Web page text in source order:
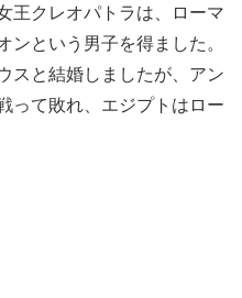
王クレオパトラは、ローマ
ンという男子を得ました。
スと結婚しましたが、アン
って敗れ、エジプトはロー